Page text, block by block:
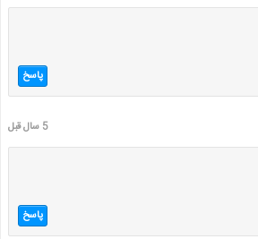
پاسخ
5 سال قبل
پاسخ